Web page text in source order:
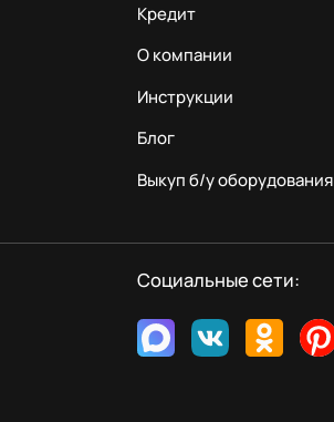
Кредит
О компании
Инструкции
Блог
Выкуп б/у оборудования
Социальные сети: